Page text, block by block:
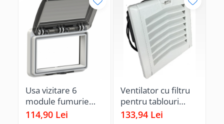
Usa vizitare 6
module fumurie
pentru tablouri
114,90 Lei
Ventilator cu filtru
pentru tablouri
electrice
133,94 Lei